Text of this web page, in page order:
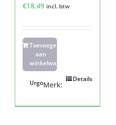
€18,49 incl. btw
Toevoegen
aan
winkelwagen
Details
Merk:
Urgo